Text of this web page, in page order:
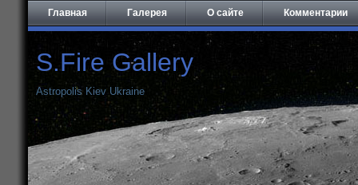
Главная Галерея О сайте Комментарии
S.Fire Gallery
Astropolis Kiev Ukraine